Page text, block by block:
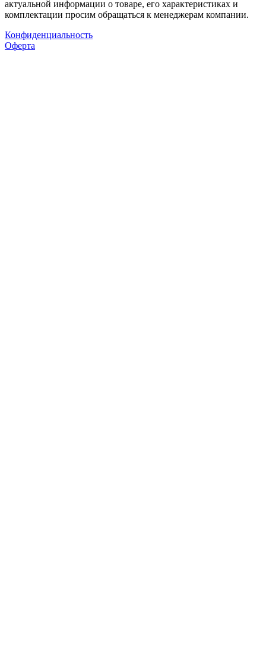
актуальной информации о товаре, его характеристиках и
комплектации просим обращаться к менеджерам компании.
Конфиденциальность
Оферта